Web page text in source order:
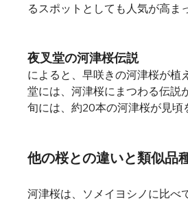
るスポットとしても人気が高ま
夜叉堂の河津桜伝説
によると、早咲きの河津桜が植
堂には、河津桜にまつわる伝説
旬には、約20本の河津桜が見頃
他の桜との違いと類似品
河津桜は、ソメイヨシノに比べ